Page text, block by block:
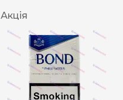
Акція